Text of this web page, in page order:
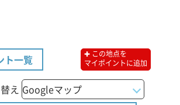
ト一覧
✚ この地点を
マイポイントに追加
え